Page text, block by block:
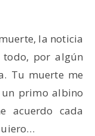
todo, por algún
Tu muerte me
un primo albino
acuerdo cada